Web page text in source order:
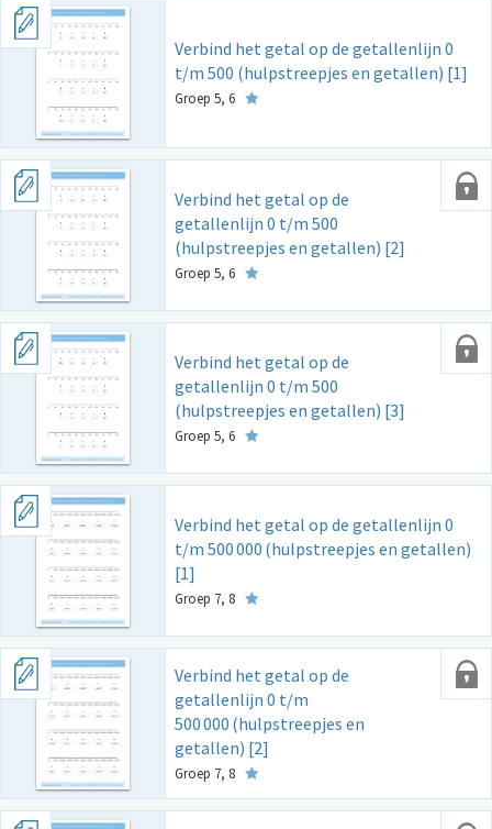
Verbind het getal op de getallenlijn 0
t/m 500 (hulpstreepjes en getallen) [1]
Groep 5, 6
Verbind het getal op de
getallenlijn 0 t/m 500
(hulpstreepjes en getallen) [2]
Groep 5, 6
Verbind het getal op de
getallenlijn 0 t/m 500
(hulpstreepjes en getallen) [3]
Groep 5, 6
Verbind het getal op de getallenlijn 0
t/m 500000 (hulpstreepjes en getallen)
[1]
Groep 7, 8
Verbind het getal op de
getallenlijn 0 t/m
500000 (hulpstreepjes en
getallen) [2]
Groep 7, 8